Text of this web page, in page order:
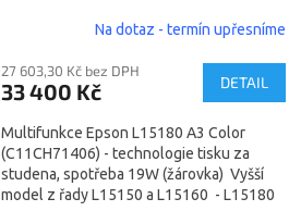
R
M
A
Tank Printer (C11CH71406)
Na dotaz - termín upřesníme
27 603,30 Kč bez DPH
33 400 Kč DETAIL
Multifunkce Epson L15180 A3 Color
(C11CH71406) - technologie tisku za
studena, spotřeba 19W (žárovka) Vyšší
model z řady L15150 a L15160 - L15180